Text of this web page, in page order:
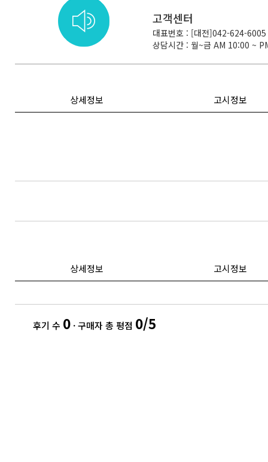
고객센터
대표번호 : [대전]042-624-
상담시간 : 월~금 AM 10:00 ~
상세정보 고시정보
상세정보 고시정보
후기 수 0 · 구매자 총 평점 0/5